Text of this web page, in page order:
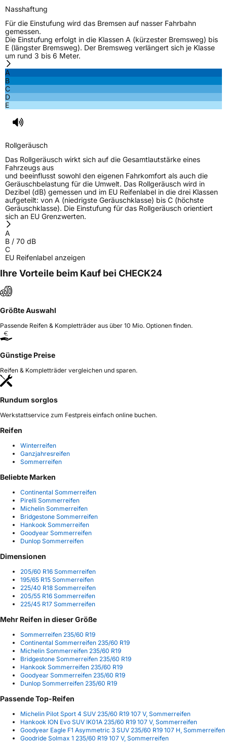
Nasshaftung
Für die Einstufung wird das Bremsen auf nasser Fahrbahn
gemessen.
Die Einstufung erfolgt in die Klassen A (kürzester Bremsweg) bis
E (längster Bremsweg). Der Bremsweg verlängert sich je Klasse
um rund 3 bis 6 Meter.
A
B
C
D
E
Rollgeräusch
Das Rollgeräusch wirkt sich auf die Gesamtlautstärke eines
Fahrzeugs aus
und beeinflusst sowohl den eigenen Fahrkomfort als auch die
Geräuschbelastung für die Umwelt. Das Rollgeräusch wird in
Dezibel (dB) gemessen und im EU Reifenlabel in die drei Klassen
aufgeteilt: von A (niedrigste Geräuschklasse) bis C (höchste
Geräuschklasse). Die Einstufung für das Rollgeräusch orientiert
sich an EU Grenzwerten.
A
B / 70 dB
C
EU Reifenlabel anzeigen
Ihre Vorteile beim Kauf bei CHECK24
Größte Auswahl
Passende Reifen & Kompletträder aus über 10 Mio. Optionen finden.
Günstige Preise
Reifen & Kompletträder vergleichen und sparen.
Rundum sorglos
Werkstattservice zum Festpreis einfach online buchen.
Reifen
Winterreifen
Ganzjahresreifen
Sommerreifen
Beliebte Marken
Continental Sommerreifen
Pirelli Sommerreifen
Michelin Sommerreifen
Bridgestone Sommerreifen
Hankook Sommerreifen
Goodyear Sommerreifen
Dunlop Sommerreifen
Dimensionen
205/60 R16 Sommerreifen
195/65 R15 Sommerreifen
225/40 R18 Sommerreifen
205/55 R16 Sommerreifen
225/45 R17 Sommerreifen
Mehr Reifen in dieser Größe
Sommerreifen 235/60 R19
Continental Sommerreifen 235/60 R19
Michelin Sommerreifen 235/60 R19
Bridgestone Sommerreifen 235/60 R19
Hankook Sommerreifen 235/60 R19
Goodyear Sommerreifen 235/60 R19
Dunlop Sommerreifen 235/60 R19
Passende Top-Reifen
Michelin Pilot Sport 4 SUV 235/60 R19 107 V, Sommerreifen
Hankook ION Evo SUV IK01A 235/60 R19 107 V, Sommerreifen
Goodyear Eagle F1 Asymmetric 3 SUV 235/60 R19 107 H, Sommerreifen
Goodride Solmax 1 235/60 R19 107 V, Sommerreifen